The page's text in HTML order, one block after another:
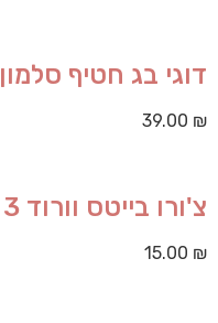
דוגי בג חטיף סלמון 150 גרם
39.00 ₪
צ'ורו בייטס וורוד 3 יחידות
15.00 ₪